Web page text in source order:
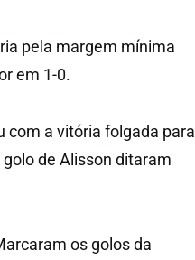
pela margem mínima
em 1-0.
com a vitória folgada para
de Alisson ditaram
os golos da